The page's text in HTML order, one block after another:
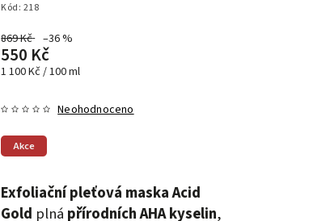
Kód: 218
869 Kč –36 %
550 Kč
1 100 Kč / 100 ml
Akce
Neohodnoceno
Exfoliační pleťová maska Acid
Gold plná přírodních AHA kyselin,